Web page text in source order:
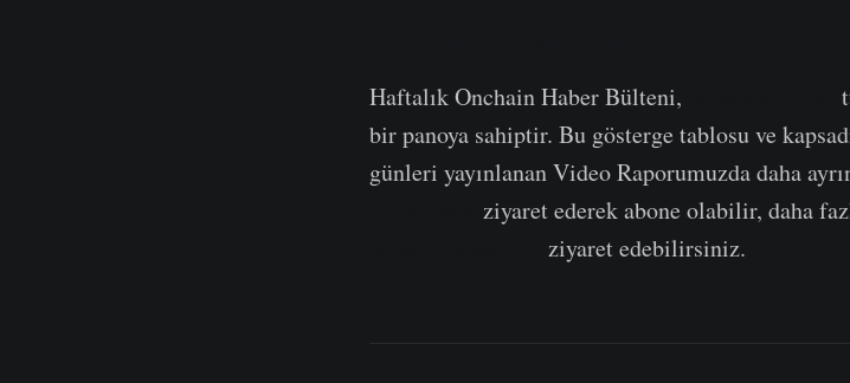
Haftalık Onchain Haber Bülteni,
bir panoya sahiptir. Bu gösterge tablosu ve
günleri yayınlanan Video Raporumuzda daha
ziyaret ederek abone olabilir, daha
ziyaret edebilirsiniz.